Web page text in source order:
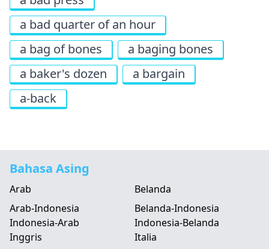
a bad quarter of an hour
a bag of bones
a baging bones
a baker's dozen
a bargain
a-back
Bahasa Asing
Arab
Arab-Indonesia
Indonesia-Arab
Belanda
Belanda-Indonesia
Indonesia-Belanda
Inggris
Italia